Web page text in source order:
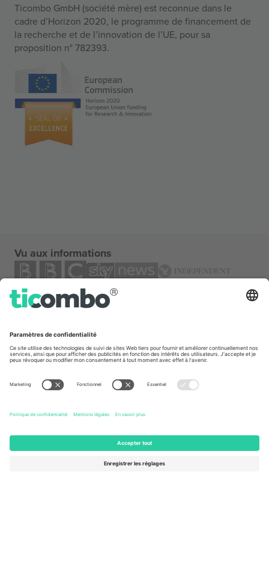
Ticombo GmbH (société mère) est reconnue dans le
cadre d’Horizon 2020, le programme de financement de
la recherche et de l’innovation de l’UE, pour sa
proposition n° 782393.
Vu aux informations
TixProtect
Programme d'affiliation
Comment ça marche
Centre d'information sur la Coupe
Nous contacter